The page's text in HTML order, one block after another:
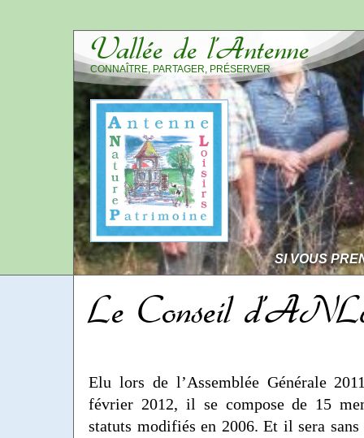
Vallée de l’Antenne
CONNAÎTRE, PARTAGER, PRÉSERVER
SI VOUS
Le Conseil
Elu lors de l’Assemblée Générale
février 2012, il se compose de 15
statuts modifiés en 2006. Et il sera sans